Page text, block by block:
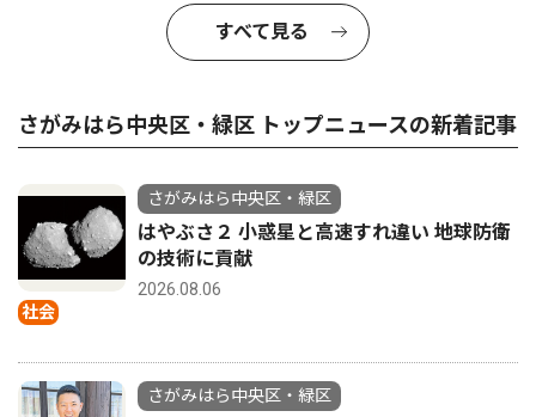
すべて見る
さがみはら中央区・緑区 トップニュースの新着記事
社会
さがみはら中央区・緑区
はやぶさ２ 小惑星と高速すれ違い 地球防衛
の技術に貢献
2026.08.06
さがみはら中央区・緑区